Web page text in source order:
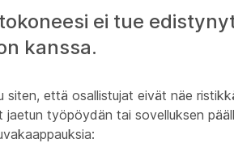
ei tue
kanssa.
että osallistujat eivät näe
työpöydän tai sovelluksen